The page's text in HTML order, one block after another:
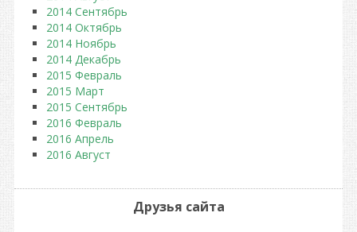
2014 Сентябрь
2014 Октябрь
2014 Ноябрь
2014 Декабрь
2015 Февраль
2015 Март
2015 Сентябрь
2016 Февраль
2016 Апрель
2016 Август
Друзья сайта